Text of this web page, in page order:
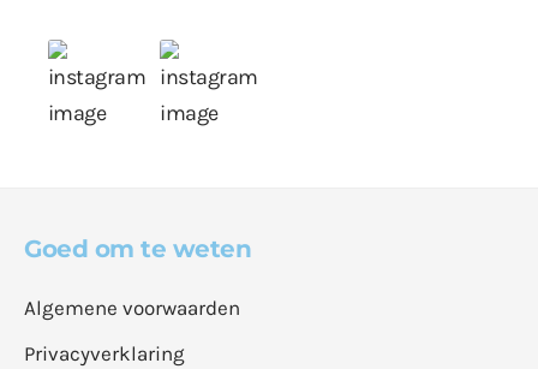
Goed om te weten
Algemene voorwaarden
Privacyverklaring